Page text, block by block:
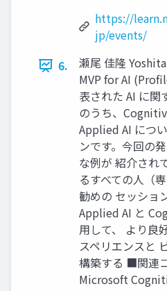
https://
jp/events/
6.
瀬尾 佳隆
MVP for AI
表された AI に関
のうち、
Applied AI につ
ンです。今回の
な例が 紹介され
るすべての人（
勧めの セッショ
Applied AI と
用して、 より良
スペリエンスと
構築する ■関連
Microsoft